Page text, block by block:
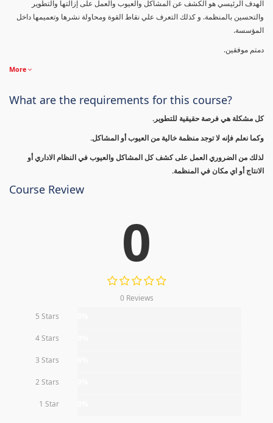
الهدف الرئيسي هو الكشف عن المشاكل والعيوب والعمل على إزالتها والتطوير
والتحسين بالمنظمة. و كذلك التعرف علي نقاط القوة ومحاولة نشرها وتعميمها داخل
المؤسسة.
دمتم موفقين.
More
What are the requirements for this course?
كل مشكلة هي فرصة حقيقية للتطوير.
وكما نعلم فإنه لا توجد منظمة خالية من العيوب أو المشاكل.
لذلك من الضروري العمل على كشف كل المشاكل والعيوب في النظام الاداري أو
الانتاج أو اي مكان في المنظمة.
Course Review
0
0 Reviews
5 Stars
4 Stars
3 Stars
2 Stars
1 Star